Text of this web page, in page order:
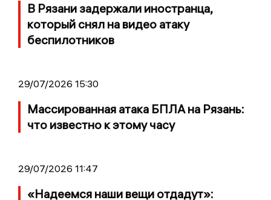
В Рязани задержали иностранца,
который снял на видео атаку
беспилотников
29/07/2026 15:30
Массированная атака БПЛА на Рязань:
что известно к этому часу
29/07/2026 11:47
«Надеемся наши вещи отдадут»: